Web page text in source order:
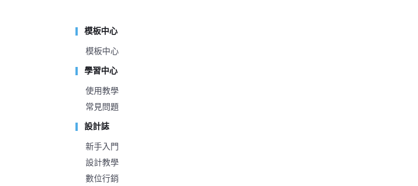
模板中心
模板中心
學習中心
使用教學
常見問題
設計誌
新手入門
設計教學
數位行銷